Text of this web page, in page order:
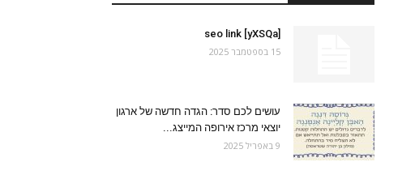
seo link [yXSQa]
15 בספטמבר 2025
עושים לכם סדר: הגדה חדשה של ארגון
יוצאי מרכז אירופה המייצג...
9 באפריל 2025